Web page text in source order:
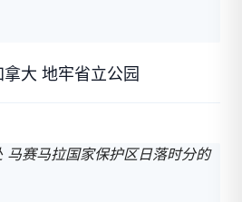
大 地牢省立公园